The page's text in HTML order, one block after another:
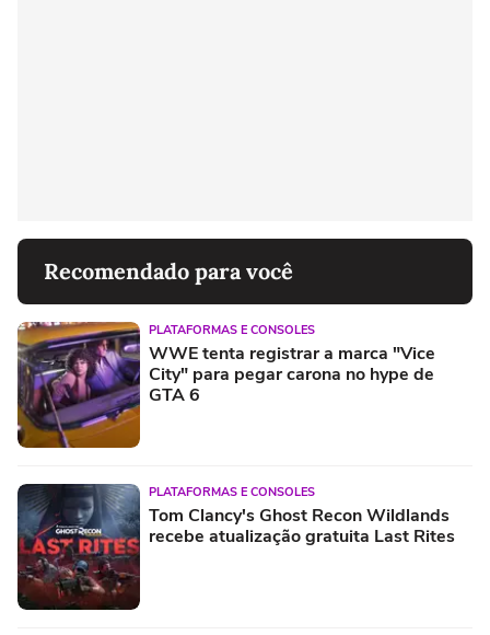
Recomendado para você
PLATAFORMAS E CONSOLES
WWE tenta registrar a marca "Vice
City" para pegar carona no hype de
GTA 6
PLATAFORMAS E CONSOLES
Tom Clancy's Ghost Recon Wildlands
recebe atualização gratuita Last Rites